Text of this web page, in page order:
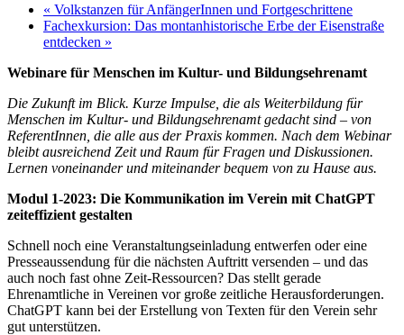
« Volkstanzen für AnfängerInnen und Fortgeschrittene
Fachexkursion: Das montanhistorische Erbe der Eisenstraße
entdecken »
Webinare für Menschen im Kultur- und Bildungsehrenamt
Die Zukunft im Blick. Kurze Impulse, die als Weiterbildung für
Menschen im Kultur- und Bildungsehrenamt gedacht sind – von
ReferentInnen, die alle aus der Praxis kommen. Nach dem Webinar
bleibt ausreichend Zeit und Raum für Fragen und Diskussionen.
Lernen voneinander und miteinander bequem von zu Hause aus.
Modul 1-2023: Die Kommunikation im Verein mit ChatGPT
zeiteffizient gestalten
Schnell noch eine Veranstaltungseinladung entwerfen oder eine
Presseaussendung für die nächsten Auftritt versenden – und das
auch noch fast ohne Zeit-Ressourcen? Das stellt gerade
Ehrenamtliche in Vereinen vor große zeitliche Herausforderungen.
ChatGPT kann bei der Erstellung von Texten für den Verein sehr
gut unterstützen.